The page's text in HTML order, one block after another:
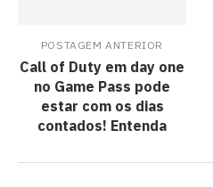
POSTAGEM ANTERIOR
Call of Duty em day one
no Game Pass pode
estar com os dias
contados! Entenda